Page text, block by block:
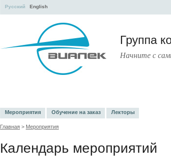
Группа
Начните с
Русский English
Мероприятия Обучение на заказ Лекторы
Главная > Мероприятия
Календарь мероприятий